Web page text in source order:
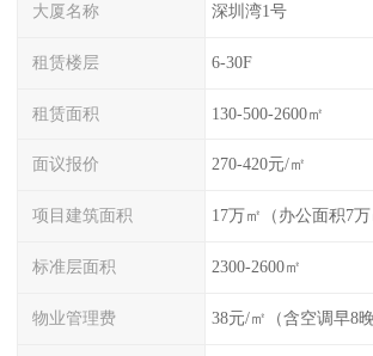
大厦名称 深圳湾1号
租赁楼层 6-30F
租赁面积 130-500-2600㎡
面议报价 270-420元/㎡
项目建筑面积 17万㎡（办公面积7万
标准层面积 2300-2600㎡
物业管理费 38元/㎡（含空调早8晚